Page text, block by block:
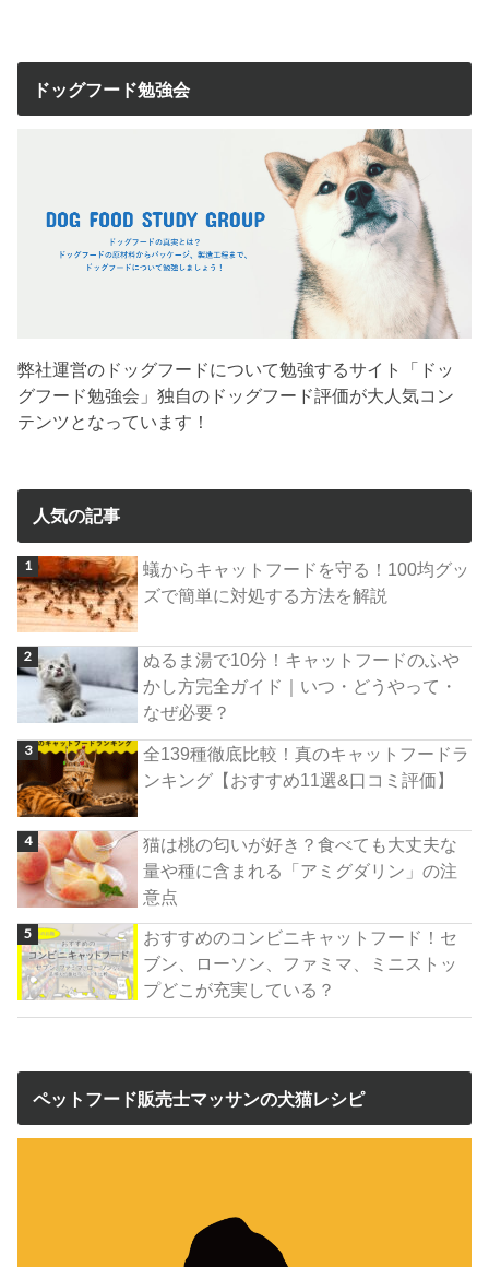
ドッグフード勉強会
弊社運営のドッグフードについて勉強するサイト「ドッ
グフード勉強会」独自のドッグフード評価が大人気コン
テンツとなっています！
人気の記事
蟻からキャットフードを守る！100均グッ
ズで簡単に対処する方法を解説
ぬるま湯で10分！キャットフードのふや
かし方完全ガイド｜いつ・どうやって・
なぜ必要？
全139種徹底比較！真のキャットフードラ
ンキング【おすすめ11選&口コミ評価】
猫は桃の匂いが好き？食べても大丈夫な
量や種に含まれる「アミグダリン」の注
意点
おすすめのコンビニキャットフード！セ
ブン、ローソン、ファミマ、ミニストッ
プどこが充実している？
ペットフード販売士マッサンの犬猫レシピ